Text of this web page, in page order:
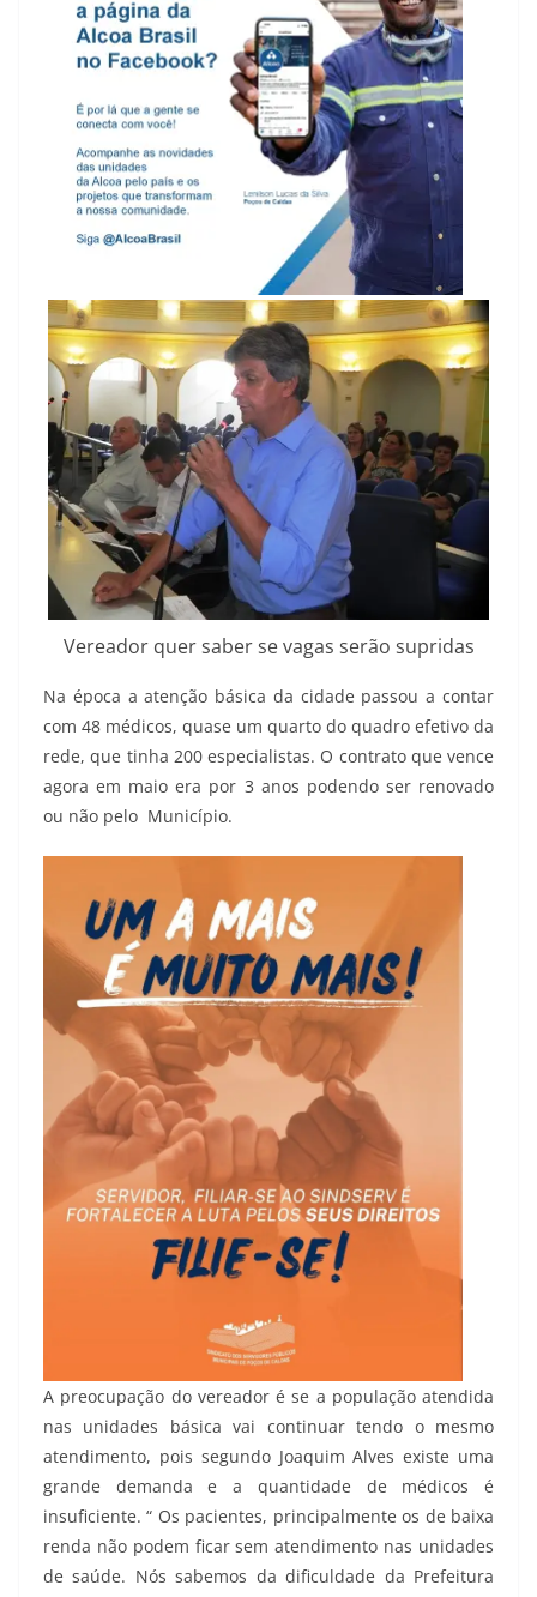
Vereador quer saber se vagas serão supridas
Na época a atenção básica da cidade passou a contar
com 48 médicos, quase um quarto do quadro efetivo da
rede, que tinha 200 especialistas. O contrato que vence
agora em maio era por 3 anos podendo ser renovado
ou não pelo Município.
A preocupação do vereador é se a população atendida
nas unidades básica vai continuar tendo o mesmo
atendimento, pois segundo Joaquim Alves existe uma
grande demanda e a quantidade de médicos é
insuficiente. “ Os pacientes, principalmente os de baixa
renda não podem ficar sem atendimento nas unidades
de saúde. Nós sabemos da dificuldade da Prefeitura